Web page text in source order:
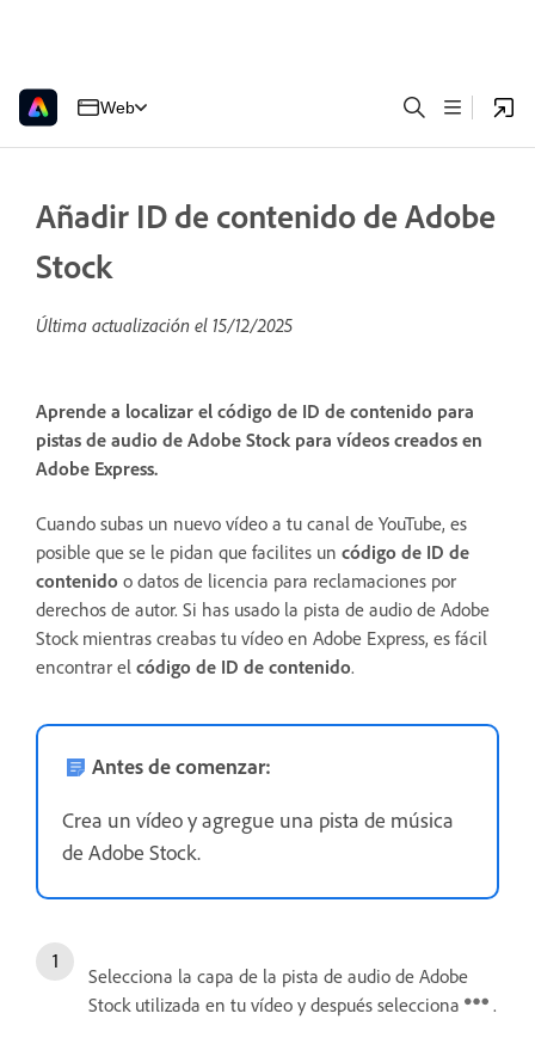
Web
Añadir ID de contenido de Adobe
Stock
Última actualización el 15/12/2025
Aprende a localizar el código de ID de contenido para
pistas de audio de Adobe Stock para vídeos creados en
Adobe Express.
Cuando subas un nuevo vídeo a tu canal de YouTube, es
posible que se le pidan que facilites un código de ID de
contenido o datos de licencia para reclamaciones por
derechos de autor. Si has usado la pista de audio de Adobe
Stock mientras creabas tu vídeo en Adobe Express, es fácil
encontrar el código de ID de contenido.
Antes de comenzar:
Crea un vídeo y agregue una pista de música
de Adobe Stock.
Selecciona la capa de la pista de audio de Adobe
Stock utilizada en tu vídeo y después selecciona
.